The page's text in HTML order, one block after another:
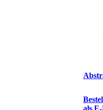
als